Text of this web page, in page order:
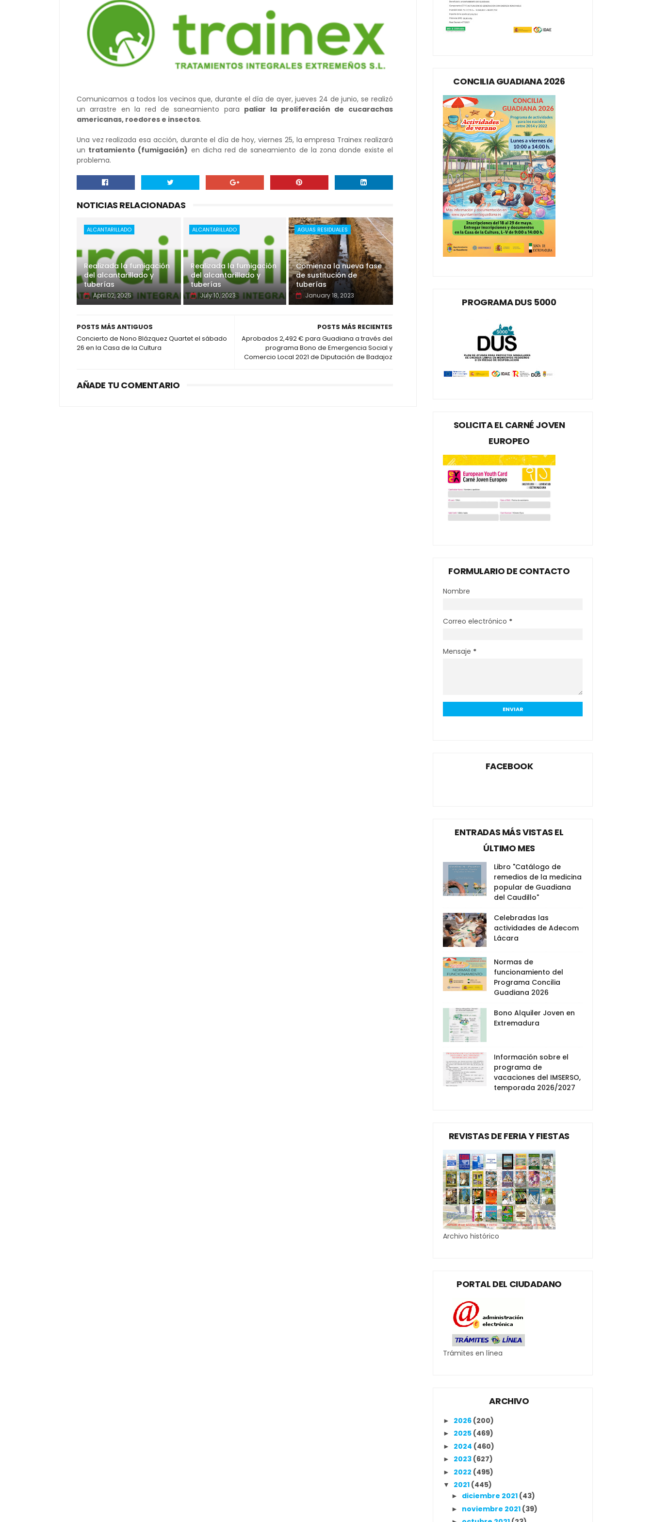
Comunicamos a todos los vecinos que, durante el día de ayer, jueves 24 de junio, se realizó
un arrastre en la red de saneamiento para paliar la proliferación de cucarachas
americanas, roedores e insectos.
Una vez realizada esa acción, durante el día de hoy, viernes 25, la empresa Trainex realizará
un tratamiento (fumigación) en dicha red de saneamiento de la zona donde existe el
problema.
NOTICIAS RELACIONADAS
ALCANTARILLADO
Realizada la fumigación
del alcantarillado y
tuberías
April 02, 2025
ALCANTARILLADO
Realizada la fumigación
del alcantarillado y
tuberías
July 10, 2023
AGUAS RESIDUALES
Comienza la nueva fase
de sustitución de
tuberías
January 18, 2023
POSTS MÁS RECIENTES
Aprobados 2,492 € para Guadiana a través del
programa Bono de Emergencia Social y
Comercio Local 2021 de Diputación de Badajoz
POSTS MÁS ANTIGUOS
Concierto de Nono Blázquez Quartet el sábado
26 en la Casa de la Cultura
AÑADE TU COMENTARIO
CONCILIA GUADIANA 2026
PROGRAMA DUS 5000
SOLICITA EL CARNÉ JOVEN
EUROPEO
FORMULARIO DE CONTACTO
Nombre
Correo electrónico *
Mensaje *
FACEBOOK
ENTRADAS MÁS VISTAS EL
ÚLTIMO MES
Libro "Catálogo de
remedios de la medicina
popular de Guadiana
del Caudillo"
Celebradas las
actividades de Adecom
Lácara
Normas de
funcionamiento del
Programa Concilia
Guadiana 2026
Bono Alquiler Joven en
Extremadura
Información sobre el
programa de
vacaciones del IMSERSO,
temporada 2026/2027
REVISTAS DE FERIA Y FIESTAS
Archivo histórico
PORTAL DEL CIUDADANO
Trámites en línea
ARCHIVO
► 2026 (200)
► 2025 (469)
► 2024 (460)
► 2023 (627)
► 2022 (495)
▼ 2021 (445)
► diciembre 2021 (43)
► noviembre 2021 (39)